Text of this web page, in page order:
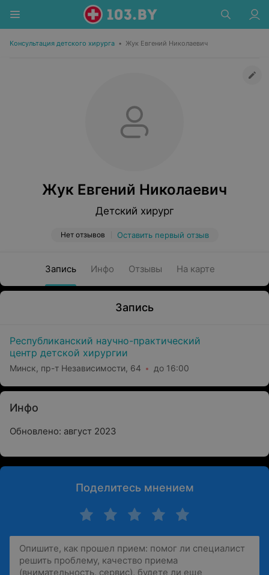
Консультация детского хирурга • Жук Евгений Николаевич
Жук Евгений Николаевич
Детский хирург
Нет отзывов Оставить первый отзыв
Запись Инфо Отзывы На карте
Запись
Республиканский научно-практический
центр детской хирургии
Минск, пр-т Независимости, 64 до 16:00
Инфо
Обновлено: август 2023
Поделитесь мнением